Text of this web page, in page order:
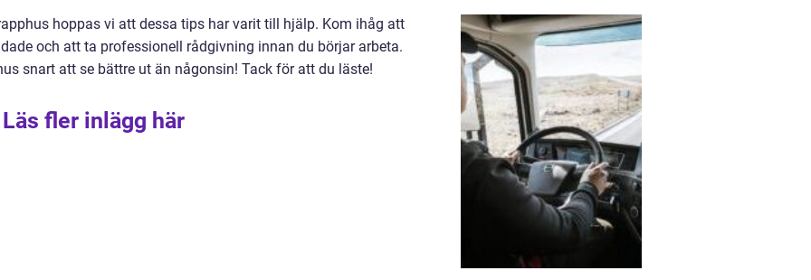
hoppas vi att dessa tips har varit till hjälp. Kom ihåg att
och att ta professionell rådgivning innan du börjar arbeta.
snart att se bättre ut än någonsin! Tack för att du läste!
Läs fler inlägg här